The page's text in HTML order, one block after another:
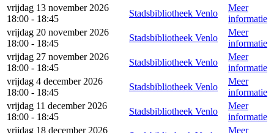
vrijdag 13 november 2026
18:00 - 18:45
Stadsbibliotheek Venlo
Meer
informatie
vrijdag 20 november 2026
18:00 - 18:45
Stadsbibliotheek Venlo
Meer
informatie
vrijdag 27 november 2026
18:00 - 18:45
Stadsbibliotheek Venlo
Meer
informatie
vrijdag 4 december 2026
18:00 - 18:45
Stadsbibliotheek Venlo
Meer
informatie
vrijdag 11 december 2026
18:00 - 18:45
Stadsbibliotheek Venlo
Meer
informatie
vrijdag 18 december 2026
Meer